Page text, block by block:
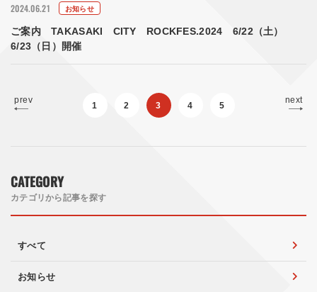
2024.06.21 お知らせ
ご案内 TAKASAKI CITY ROCKFES.2024 6/22（土）
6/23（日）開催
prev
1 2 3 4 5
next
CATEGORY
カテゴリから記事を探す
すべて
お知らせ